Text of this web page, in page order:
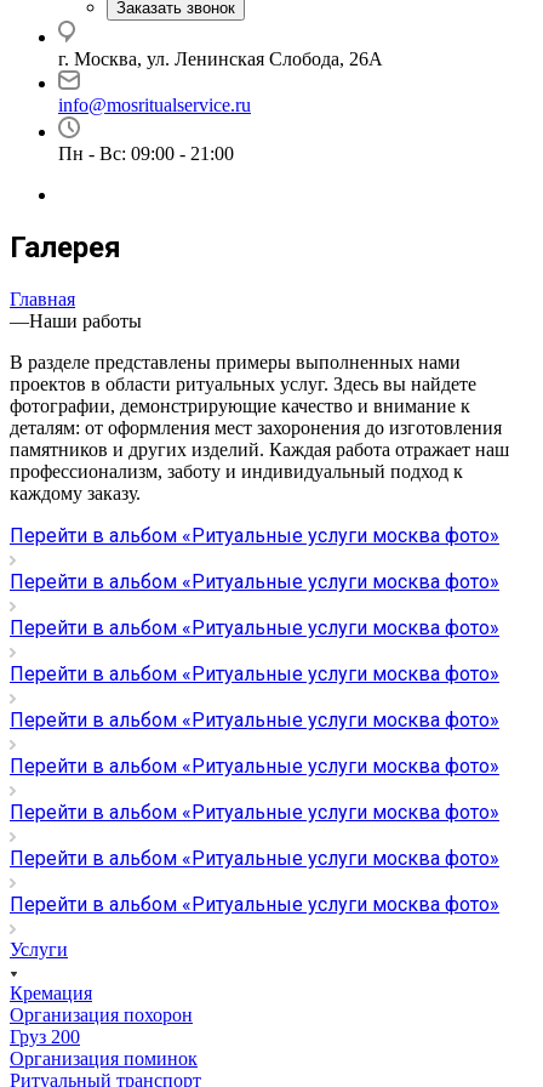
Заказать звонок
г. Москва, ул. Ленинская Слобода, 26А
info@mosritualservice.ru
Пн - Вс: 09:00 - 21:00
Галерея
Главная
—Наши работы
В разделе представлены примеры выполненных нами
проектов в области ритуальных услуг. Здесь вы найдете
фотографии, демонстрирующие качество и внимание к
деталям: от оформления мест захоронения до изготовления
памятников и других изделий. Каждая работа отражает наш
профессионализм, заботу и индивидуальный подход к
каждому заказу.
Перейти в альбом «Ритуальные услуги москва фото»
Перейти в альбом «Ритуальные услуги москва фото»
Перейти в альбом «Ритуальные услуги москва фото»
Перейти в альбом «Ритуальные услуги москва фото»
Перейти в альбом «Ритуальные услуги москва фото»
Перейти в альбом «Ритуальные услуги москва фото»
Перейти в альбом «Ритуальные услуги москва фото»
Перейти в альбом «Ритуальные услуги москва фото»
Перейти в альбом «Ритуальные услуги москва фото»
Услуги
Кремация
Организация похорон
Груз 200
Организация поминок
Ритуальный транспорт